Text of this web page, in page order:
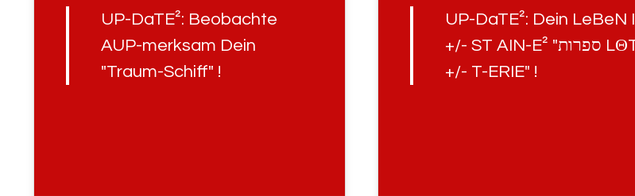
UP-DaTE²: Beobachte
AUP-merksam Dein
"Traum-Schiff" !
UP-DaTE²: Dein LeBeN I
+/- ST AIN-E² "ספרות LΘT
+/- T-ERIE" !